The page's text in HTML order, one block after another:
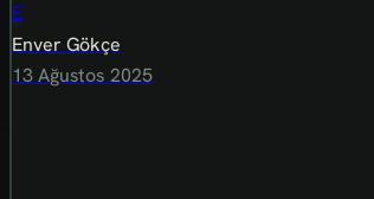
E
Enver Gökçe
13 Ağustos 2025